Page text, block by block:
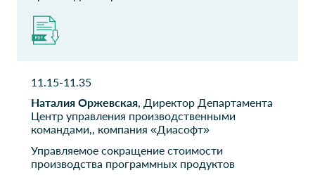
Комос групп
центр
предоставления
государственных и
муниципальных
услуг в Республике
11.15-11.35
Наталия Оржевская, Директор Департамента
Центр управления производственными
командами,, компания «Диасофт»
Управляемое сокращение стоимости
производства программных продуктов